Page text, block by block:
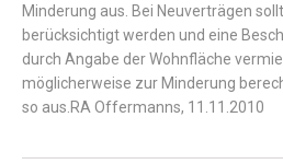
Minderung aus. Bei Neuverträgen
berücksichtigt werden und eine
durch Angabe der Wohnfläche
möglicherweise zur Minderung
so aus.RA Offermanns, 11.11.2010